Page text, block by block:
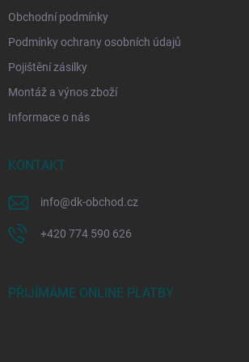
Obchodní podmínky
Podmínky ochrany osobních údajů
Pojištění zásilky
Montáž a výnos zboží
Informace o nás
KONTAKT
info@dk-obchod.cz
+420 774 590 626
PŘIJÍMÁME ONLINE PLATBY